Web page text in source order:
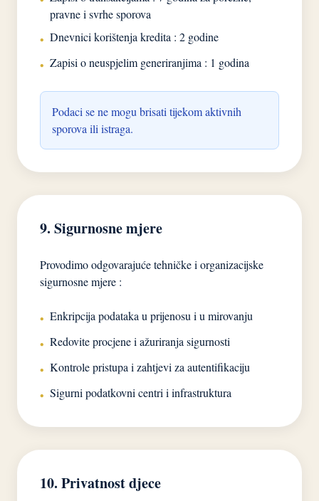
pravne i svrhe sporova
• Dnevnici korištenja kredita : 2 godine
• Zapisi o neuspjelim generiranjima : 1 godina
Podaci se ne mogu brisati tijekom aktivnih
sporova ili istraga.
9. Sigurnosne mjere
Provodimo odgovarajuće tehničke i organizacijske
sigurnosne mjere :
• Enkripcija podataka u prijenosu i u mirovanju
• Redovite procjene i ažuriranja sigurnosti
• Kontrole pristupa i zahtjevi za autentifikaciju
• Sigurni podatkovni centri i infrastruktura
10. Privatnost djece